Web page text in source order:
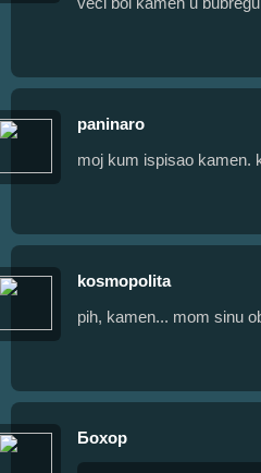
paninaro
moj kum ispisao kamen.
kosmopolita
pih, kamen... mom sinu
Бохор